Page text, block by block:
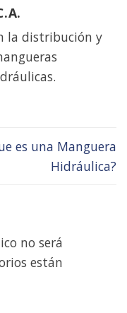
la distribución y
es una Manguera
Hidráulica?
no será
están